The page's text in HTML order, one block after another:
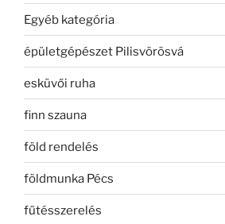
Egyéb kategória
épületgépészet Pilisvörösvá
esküvői ruha
finn szauna
föld rendelés
földmunka Pécs
fűtésszerelés